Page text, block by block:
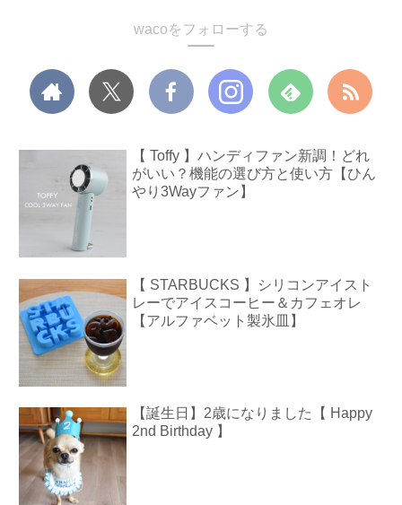
wacoをフォローする
【 Toffy 】ハンディファン新調！どれ
がいい？機能の選び方と使い方【ひん
やり3Wayファン】
【 STARBUCKS 】シリコンアイスト
レーでアイスコーヒー＆カフェオレ
【アルファベット製氷皿】
【誕生日】2歳になりました【 Happy
2nd Birthday 】